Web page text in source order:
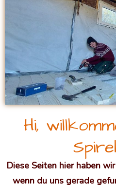
Hi,
Diese Seiten hier haben
wenn du uns gerade